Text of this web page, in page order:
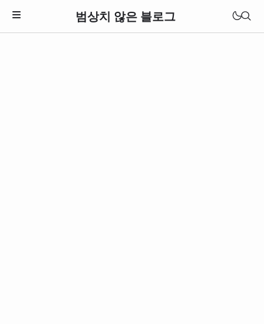
범상치 않은 블로그